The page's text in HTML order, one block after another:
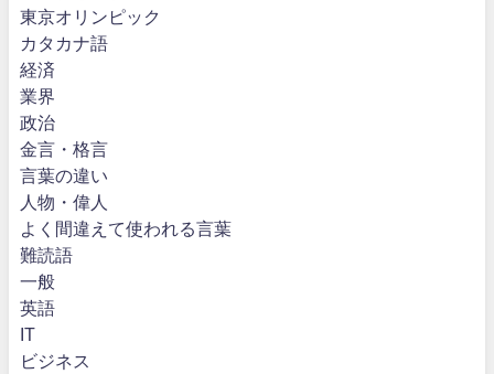
東京オリンピック
カタカナ語
経済
業界
政治
金言・格言
言葉の違い
人物・偉人
よく間違えて使われる言葉
難読語
一般
英語
IT
ビジネス